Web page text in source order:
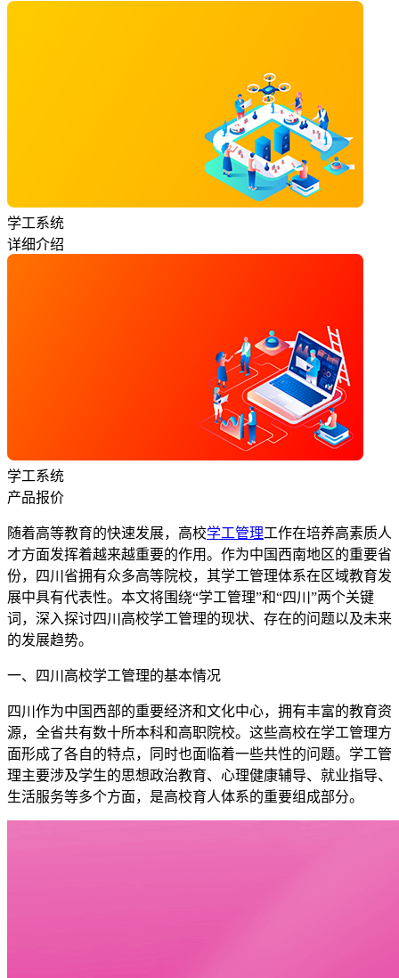
学工系统
详细介绍
学工系统
产品报价
随着高等教育的快速发展，高校学工管理工作在培养高素质人
才方面发挥着越来越重要的作用。作为中国西南地区的重要省
份，四川省拥有众多高等院校，其学工管理体系在区域教育发
展中具有代表性。本文将围绕“学工管理”和“四川”两个关键
词，深入探讨四川高校学工管理的现状、存在的问题以及未来
的发展趋势。
一、四川高校学工管理的基本情况
四川作为中国西部的重要经济和文化中心，拥有丰富的教育资
源，全省共有数十所本科和高职院校。这些高校在学工管理方
面形成了各自的特点，同时也面临着一些共性的问题。学工管
理主要涉及学生的思想政治教育、心理健康辅导、就业指导、
生活服务等多个方面，是高校育人体系的重要组成部分。